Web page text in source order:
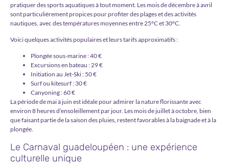
pratiquer des sports aquatiques à tout moment. Lesmois de décembre à avril
sont particulièrement propices pour profiter des plages et des activités
nautiques, avec des températures moyennes entre 25°C et 30°C.
Voici quelques activités populaires et leurs tarifs approximatifs :
Plongée sous-marine : 40 €
Excursions en bateau : 29 €
Initiation au Jet-Ski : 50 €
Surf ou kitesurf : 30 €
Canyoning : 60 €
La période de mai à juin est idéale pour admirer la nature florissante avec
environ 8 heures d’ensoleillement par jour. Les mois de juillet à octobre, bien
que faisant partie de la saison des pluies, restent favorables à la baignade et à la
plongée.
Le Carnaval guadeloupéen : une expérience
culturelle unique